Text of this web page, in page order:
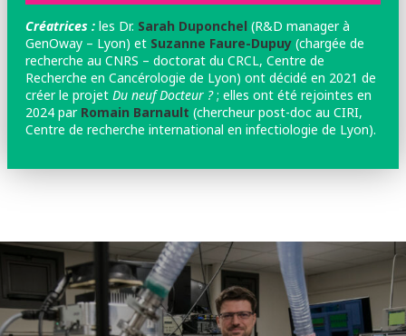
Créatrices : les Dr. Sarah Duponchel (R&D manager à
GenOway – Lyon) et Suzanne Faure-Dupuy (chargée de
recherche au CNRS – doctorat du CRCL, Centre de
Recherche en Cancérologie de Lyon) ont décidé en 2021 de
créer le projet Du neuf Docteur ?; elles ont été rejointes en
2024 parRomain Barnault (chercheur post-doc au CIRI,
Centre de recherche international en infectiologie de Lyon).